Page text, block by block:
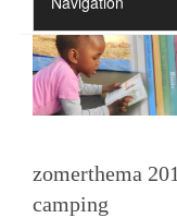
zomerthema
camping